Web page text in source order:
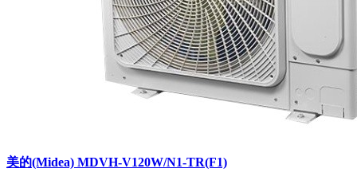
美的(Midea) MDVH-V120W/N1-TR(F1)